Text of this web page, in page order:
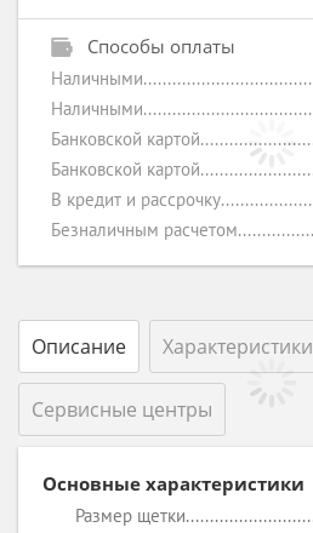
Способы оплаты
Наличными
Наличными
Банковской картой
Банковской картой
В кредит и рассрочку
Безналичным расчетом
Описание Характеристики
Сервисные центры
Основные характеристики
Размер щетки